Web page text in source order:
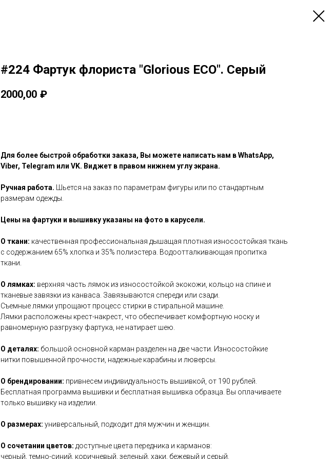
#224 Фартук флориста "Glorious ECO". Серый
2000,00 ₽
Для более быстрой обработки заказа, Вы можете написать нам в WhatsApp,
Viber, Telegram или VK. Виджет в правом нижнем углу экрана.
Ручная работа. Шьется на заказ по параметрам фигуры или по стандартным
размерам одежды.
Цены на фартуки и вышивку указаны на фото в карусели.
О ткани: качественная профессиональная дышащая плотная износостойкая ткань
с содержанием 65% хлопка и 35% полиэстера. Водоотталкивающая пропитка
ткани.
О лямках: верхняя часть лямок из износостойкой экокожи, кольцо на спине и
тканевые завязки из канваса. Завязываются спереди или сзади.
Съемные лямки упрощают процесс стирки в стиральной машине.
Лямки расположены крест-накрест, что обеспечивает комфортную носку и
равномерную разгрузку фартука, не натирает шею.
О деталях: большой основной карман разделен на две части. Износостойкие
нитки повышенной прочности, надежные карабины и люверсы.
О брендировании: привнесем индивидуальность вышивкой, от 190 рублей.
Бесплатная программа вышивки и бесплатная вышивка образца. Вы оплачиваете
только вышивку на изделии.
О размерах: универсальный, подходит для мужчин и женщин.
О сочетании цветов: доступные цвета передника и карманов:
черный, темно-синий, коричневый, зеленый, хаки, бежевый и серый.